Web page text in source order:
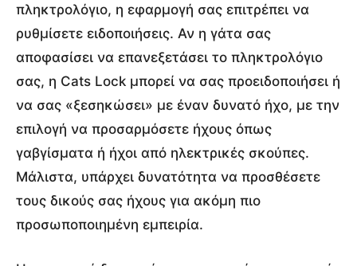
πληκτρολόγιο, η εφαρμογή σας επιτρέπει να
ρυθμίσετε ειδοποιήσεις. Αν η γάτα σας
αποφασίσει να επανεξετάσει το πληκτρολόγιο
σας, η Cats Lock μπορεί να σας προειδοποιήσει ή
να σας «ξεσηκώσει» με έναν δυνατό ήχο, με την
επιλογή να προσαρμόσετε ήχους όπως
γαβγίσματα ή ήχοι από ηλεκτρικές σκούπες.
Μάλιστα, υπάρχει δυνατότητα να προσθέσετε
τους δικούς σας ήχους για ακόμη πιο
προσωποποιημένη εμπειρία.